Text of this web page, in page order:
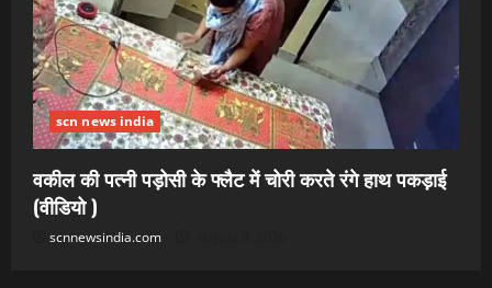
scn news india
वकील की पत्नी पड़ोसी के फ्लैट में चोरी करते रंगे हाथ पकड़ाई
(वीडियो )
scnnewsindia.com